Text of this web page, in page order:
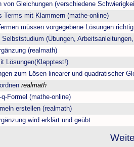
von Gleichungen (verschiedene
Terms mit Klammern (mathe-online)
müssen vorgegebene Lösungen
Selbststudium (Übungen,
(realmath)
Lösungen(Klapptest!)
zum Lösen linearer und quadratischer
realmath
q-Formel (mathe-online)
erstellen (realmath)
wird erklärt und geübt